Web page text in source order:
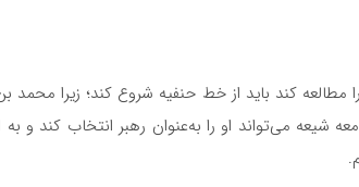
کند باید از خط حنفیه شروع کند؛ زیرا محمد
می‌تواند او را به‌عنوان رهبر انتخاب کند و به